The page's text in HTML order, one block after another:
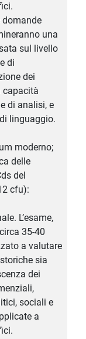
domande
una
sul livello
di
dei
capacità
di analisi, e
linguaggio.
moderno;
delle
del
cfu):
L’esame,
35-40
a valutare
sia
dei
sociali e
a